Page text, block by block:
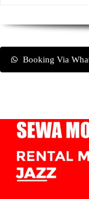
Booking Via